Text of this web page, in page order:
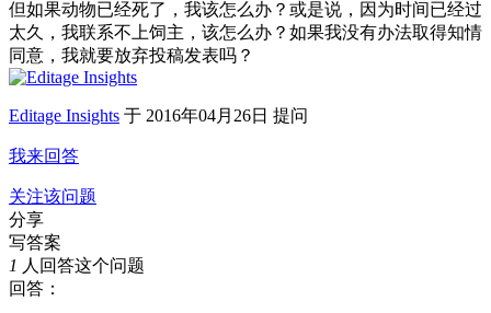
但如果动物已经死了，我该怎么办？或是说，因为时间已经过
太久，我联系不上饲主，该怎么办？如果我没有办法取得知情
同意，我就要放弃投稿发表吗？
Editage Insights 于 2016年04月26日 提问
我来回答
关注该问题
分享
写答案
1 人回答这个问题
回答：